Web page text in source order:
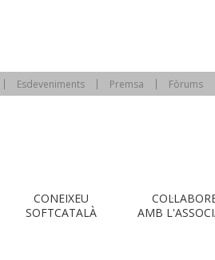
Esdeveniments Premsa Fòrums
CONEIXEU
SOFTCATALÀ
AMB